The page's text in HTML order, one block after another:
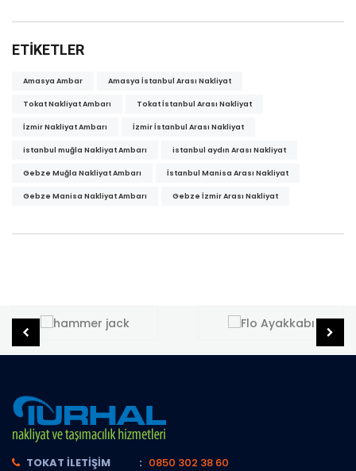
ETIKETLER
Amasya Ambar Amasya İstanbul Arası Nakliyat
Tokat Nakliyat Ambarı Tokat İstanbul Arası Nakliyat
İzmir Nakliyat Ambarı İzmir İstanbul Arası Nakliyat
istanbul muğla Nakliyat Ambarı istanbul aydın Arası Nakliyat
Gebze Muğla Nakliyat Ambarı İstanbul Manisa Arası Nakliyat
Gebze Manisa Nakliyat Ambarı Gebze İzmir Arası Nakliyat
TOKAT İLETIŞIM : 0850 302 38 60